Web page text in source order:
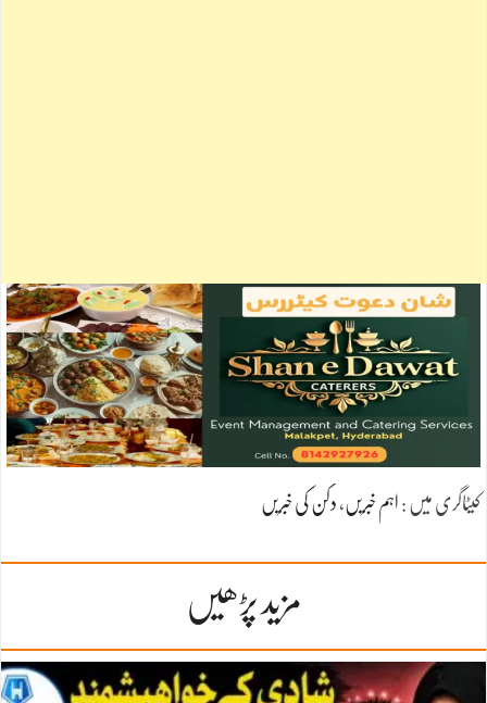
کیٹاگری میں : اہم خبریں، دکن کی خبریں
مزید پڑھیں